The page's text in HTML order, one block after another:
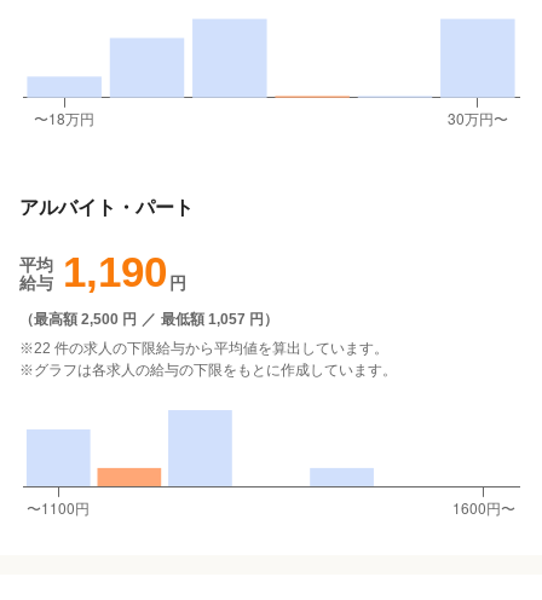
アルバイト・パート
平均
給与
1,190 円
（最高額 2,500 円 ／ 最低額 1,057 円 ）
※22 件の求人の下限給与から平均値を算出しています。
※グラフは各求人の給与の下限をもとに作成しています。